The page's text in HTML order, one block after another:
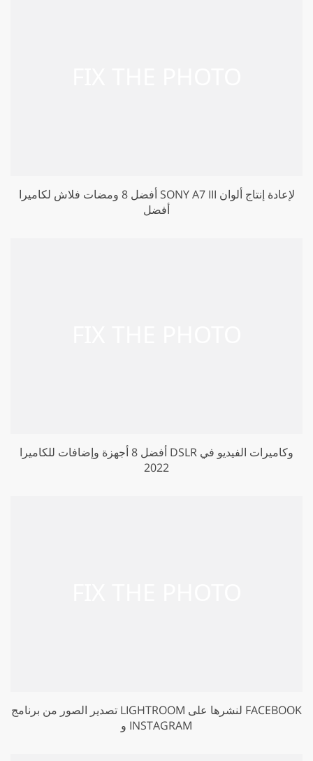
أفضل 8 ومضات فلاش لكاميرا SONY A7 III لإعادة إنتاج ألوان
أفضل
أفضل 8 أجهزة وإضافات للكاميرا DSLR وكاميرات الفيديو في
2022
تصدير الصور من برنامج LIGHTROOM لنشرها على FACEBOOK
و INSTAGRAM